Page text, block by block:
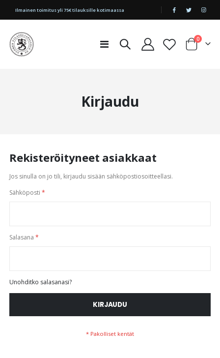
|
Ilmainen toimitus yli 75€ tilauksille kotimaassa
Toggle
Cart
0tuotetta
Kirjaudu
Rekisteröityneet asiakkaat
Jos sinulla on jo tili, kirjaudu sisään sähköpostiosoitteellasi.
Sähköposti
Salasana
Unohditko salasanasi?
KIRJAUDU